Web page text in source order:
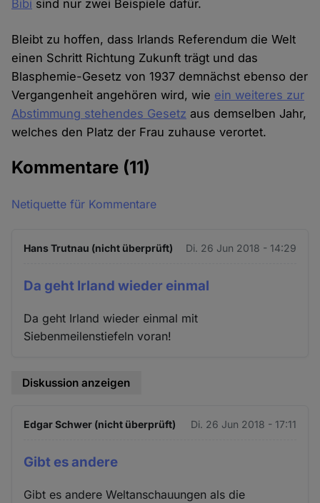
Bibi sind nur zwei Beispiele dafür.
Bleibt zu hoffen, dass Irlands Referendum die Welt
einen Schritt Richtung Zukunft trägt und das
Blasphemie-Gesetz von 1937 demnächst ebenso der
Vergangenheit angehören wird, wie ein weiteres zur
Abstimmung stehendes Gesetz aus demselben Jahr,
welches den Platz der Frau zuhause verortet.
Kommentare (11)
Netiquette für Kommentare
Hans Trutnau (nicht überprüft) Di. 26 Jun 2018 - 14:29
Da geht Irland wieder einmal
Da geht Irland wieder einmal mit
Siebenmeilenstiefeln voran!
Diskussion anzeigen
Edgar Schwer (nicht überprüft) Di. 26 Jun 2018 - 17:11
Gibt es andere
Gibt es andere Weltanschauungen als die